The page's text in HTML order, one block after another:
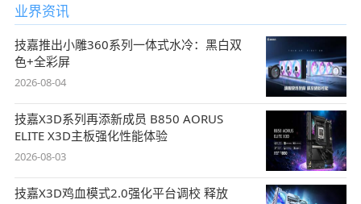
业界资讯
技嘉推出小雕360系列一体式水冷：黑白双
色+全彩屏
2026-08-04
技嘉X3D系列再添新成员 B850 AORUS
ELITE X3D主板强化性能体验
2026-08-03
技嘉X3D鸡血模式2.0强化平台调校 释放